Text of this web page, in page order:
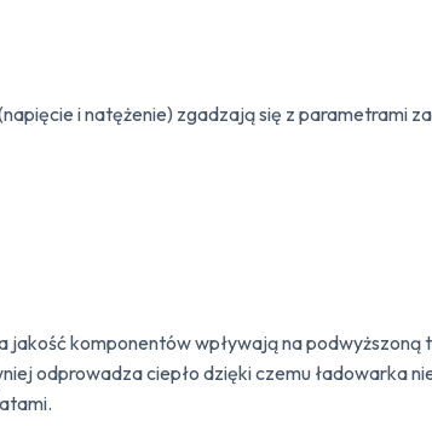
i natężenie) zgadzają się z parametrami
jakość komponentów wpływają na
odprowadza ciepło dzięki czemu ładowarka